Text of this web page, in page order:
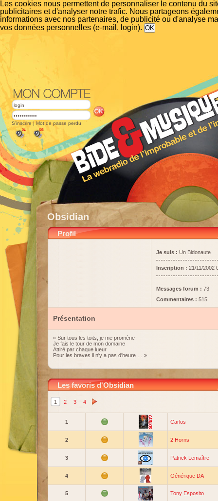
Les cookies nous permettent de personnaliser le contenu du
publicitaires et d'analyser notre trafic. Nous partageons
informations avec nos partenaires, de publicité ou d'analyse
vos données personnelles (e-mail, login).
S'inscrire | Mot de passe perdu
Obsidian
Profil
Je suis : Un Bidonaute
Inscription : 21/11/2002
Messages forum : 73
Commentaires : 515
Présentation
« Sur tous les toits, je me promène
Je fais le tour de mon domaine
Attiré par chaque lueur
Pour les braves il n'y a pas d'heure … »
Les favoris d'Obsidian
1 2 3 4
1 Carlos
2 2 Horns
3 Patrick Lemaître
4 Générique DA
5 Tony Esposito